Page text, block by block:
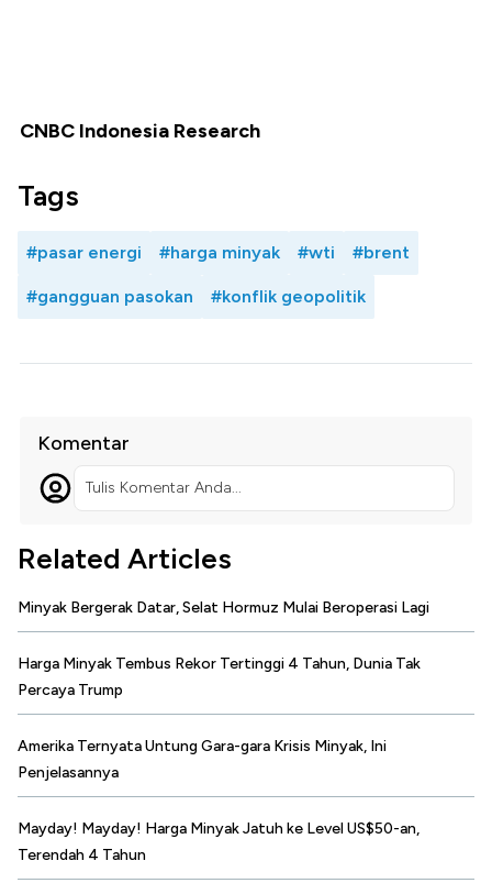
CNBC Indonesia Research
Tags
#pasar energi #harga minyak #wti #brent
#gangguan pasokan #konflik geopolitik
Komentar
Tulis Komentar Anda...
Related Articles
Minyak Bergerak Datar, Selat Hormuz Mulai Beroperasi Lagi
Harga Minyak Tembus Rekor Tertinggi 4 Tahun, Dunia Tak
Percaya Trump
Amerika Ternyata Untung Gara-gara Krisis Minyak, Ini
Penjelasannya
Mayday! Mayday! Harga Minyak Jatuh ke Level US$50-an,
Terendah 4 Tahun